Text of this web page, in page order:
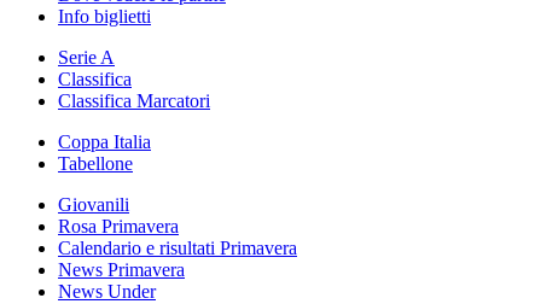
Info biglietti
Serie A
Classifica
Classifica Marcatori
Coppa Italia
Tabellone
Giovanili
Rosa Primavera
Calendario e risultati Primavera
News Primavera
News Under